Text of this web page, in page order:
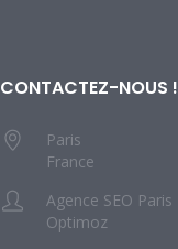
CONTACTEZ-NOUS !
Paris
France
Agence SEO Paris
Optimoz